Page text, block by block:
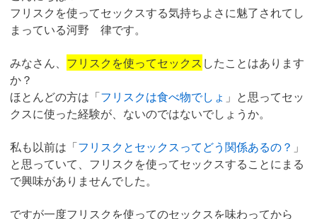
フリスクを使ってセックスする気持ちよさに魅了されてし
まっている河野 律です。
みなさん、 フリスクを使ってセックス したことはあります
か？
ほとんどの方は「フリスクは食べ物でしょ 」と思ってセッ
クスに使った経験が、ないのではないでしょうか。
私も以前は「フリスクとセックスってどう関係あるの？ 」
と思っていて、フリスクを使ってセックスすることにまる
で興味がありませんでした。
ですが一度フリスクを使ってのセックスを味わってから